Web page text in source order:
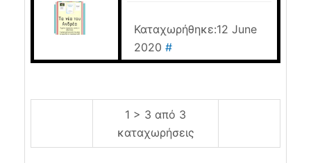
Καταχωρήθηκε:12 June
2020 #
1 > 3 από 3
καταχωρήσεις